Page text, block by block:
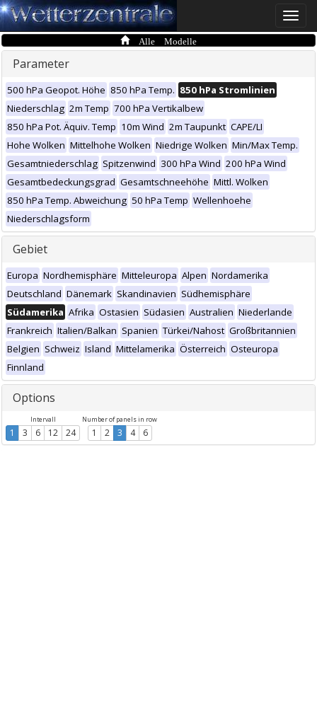
Toggle
Alle Modelle
Parameter
500 hPa Geopot. Höhe 850 hPa Temp. 850 hPa Stromlinien
Niederschlag 2m Temp 700 hPa Vertikalbew
850 hPa Pot. Äquiv. Temp 10m Wind 2m Taupunkt CAPE/LI
Hohe Wolken Mittelhohe Wolken Niedrige Wolken Min/Max Temp.
Gesamtniederschlag Spitzenwind 300 hPa Wind 200 hPa Wind
Gesamtbedeckungsgrad Gesamtschneehöhe Mittl. Wolken
850 hPa Temp. Abweichung 50 hPa Temp Wellenhoehe
Niederschlagsform
Gebiet
Europa Nordhemisphäre Mitteleuropa Alpen Nordamerika
Deutschland Dänemark Skandinavien Südhemisphäre
Südamerika Afrika Ostasien Südasien Australien Niederlande
Frankreich Italien/Balkan Spanien Türkei/Nahost Großbritannien
Belgien Schweiz Island Mittelamerika Österreich Osteuropa
Finnland
Options
Intervall
1 3 6 12 24
Number of panels in row
1 2 3 4 6